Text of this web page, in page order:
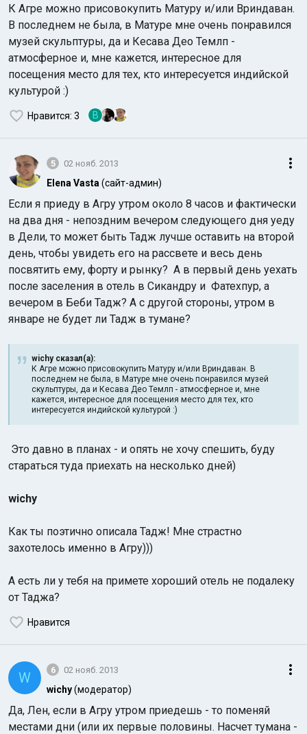
К Агре можно присовокупить Матуру и/или Вриндаван.
В последнем не была, в Матуре мне очень понравился
музей скульптуры, да и Кесава Део Темлп -
атмосферное и, мне кажется, интересное для
посещения место для тех, кто интересуется индийской
культурой :)
Нравится: 3 В
5 02 нояб. 2013
Elena Vasta (сайт-админ)
Если я приеду в Агру утром около 8 часов и фактически
на два дня - непоздним вечером следующего дня уеду
в Дели, то может быть Тадж лучше оставить на второй
день, чтобы увидеть его на рассвете и весь день
посвятить ему, форту и рынку? А в первый день уехать
после заселения в отель в Сикандру и Фатехпур, а
вечером в Беби Тадж? А с другой стороны, утром в
январе не будет ли Тадж в тумане?
wichy сказал(а):
К Агре можно присовокупить Матуру и/или Вриндаван. В
последнем не была, в Матуре мне очень понравился музей
скульптуры, да и Кесава Део Темлп - атмосферное и, мне
кажется, интересное для посещения место для тех, кто
интересуется индийской культурой :)
Это давно в планах - и опять не хочу спешить, буду
стараться туда приехать на несколько дней)
wichy
Как ты поэтично описала Тадж! Мне страстно
захотелось именно в Агру)))
А есть ли у тебя на примете хороший отель не подалеку
от Таджа?
Нравится
W 6 02 нояб. 2013
wichy(модератор)
Да, Лен, если в Агру утром приедешь - то поменяй
местами дни (или их первые половины. Насчет тумана -